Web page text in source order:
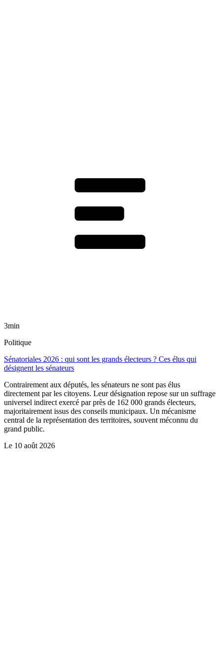
3min
Politique
Sénatoriales 2026 : qui sont les grands électeurs ? Ces élus qui
désignent les sénateurs
Contrairement aux députés, les sénateurs ne sont pas élus
directement par les citoyens. Leur désignation repose sur un suffrage
universel indirect exercé par près de 162 000 grands électeurs,
majoritairement issus des conseils municipaux. Un mécanisme
central de la représentation des territoires, souvent méconnu du
grand public.
Le 10 août 2026